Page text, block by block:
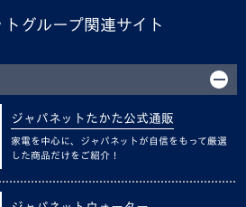
トグループ関連サイト
ジャパネットたかた公式通販
家電を中心に、ジャパネットが自信をもって厳選
した商品だけをご紹介！